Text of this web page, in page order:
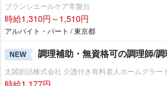
ブランシエールケア常盤台
時給1,310円～1,510円
アルバイト・パート / 東京都
NEW 調理補助・無資格可の調理師/
太閤折詰株式会社 介護付き有料老人ホームグラー